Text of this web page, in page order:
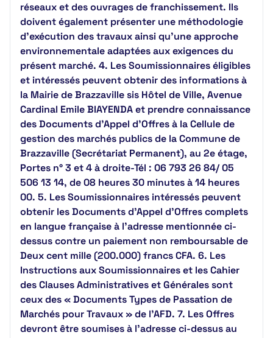
réseaux et des ouvrages de franchissement. Ils
doivent également présenter une méthodologie
d'exécution des travaux ainsi qu'une approche
environnementale adaptées aux exigences du
présent marché. 4. Les Soumissionnaires éligibles
et intéressés peuvent obtenir des informations à
la Mairie de Brazzaville sis Hôtel de Ville, Avenue
Cardinal Emile BIAYENDA et prendre connaissance
des Documents d’Appel d’Offres à la Cellule de
gestion des marchés publics de la Commune de
Brazzaville (Secrétariat Permanent), au 2e étage,
Portes n° 3 et 4 à droite-Tél : 06 793 26 84/ 05
506 13 14, de 08 heures 30 minutes à 14 heures
00. 5. Les Soumissionnaires intéressés peuvent
obtenir les Documents d’Appel d’Offres complets
en langue française à l’adresse mentionnée ci-
dessus contre un paiement non remboursable de
Deux cent mille (200.000) francs CFA. 6. Les
Instructions aux Soumissionnaires et les Cahier
des Clauses Administratives et Générales sont
ceux des « Documents Types de Passation de
Marchés pour Travaux » de l'AFD. 7. Les Offres
devront être soumises à l’adresse ci-dessus au